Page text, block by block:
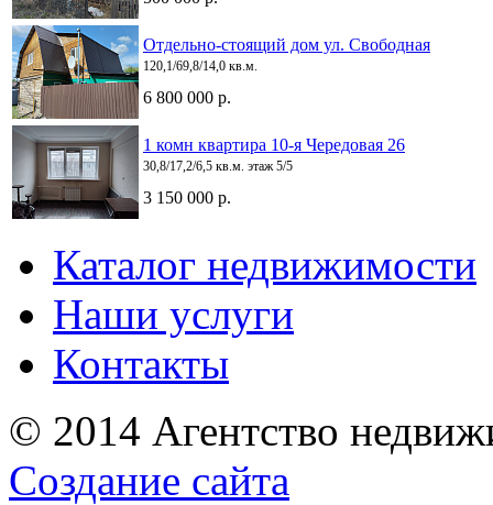
Отдельно-стоящий дом ул. Свободная
120,1/69,8/14,0 кв.м.
6 800 000 р.
1 комн квартира 10-я Чередовая 26
30,8/17,2/6,5 кв.м. этаж 5/5
3 150 000 р.
Каталог недвижимости
Наши услуги
Контакты
© 2014 Агентство
Создание сайта